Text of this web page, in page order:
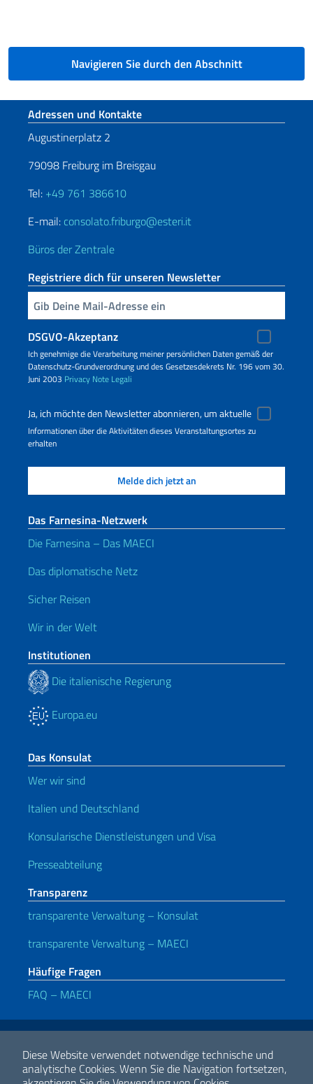
Diese Website verwendet notwendige technische und
analytische Cookies.Wenn Sie die Navigation fortsetzen,
Navigieren Sie durch den Abschnitt
Fußbereich
Adressen und Kontakte
Augustinerplatz 2
79098 Freiburg im Breisgau
Tel: +49 761 386610
E-mail: consolato.friburgo@esteri.it
Büros der Zentrale
Registriere dich für unseren Newsletter
Geben Sie Ihre E-Mail ein
DSGVO-Akzeptanz
Ich genehmige die Verarbeitung meiner persönlichen Daten gemäß der
Datenschutz-Grundverordnung und des Gesetzesdekrets Nr. 196 vom 30.
Juni 2003 Privacy Note Legali
Ja, ich möchte den Newsletter abonnieren, um aktuelle
Informationen über die Aktivitäten dieses Veranstaltungsortes zu
erhalten
Das Farnesina-Netzwerk
Die Farnesina – Das MAECI
Das diplomatische Netz
Sicher Reisen
Wir in der Welt
Institutionen
Die italienische Regierung
Europa.eu
Das Konsulat
Wer wir sind
Italien und Deutschland
Konsularische Dienstleistungen und Visa
Presseabteilung
Transparenz
transparente Verwaltung – Konsulat
transparente Verwaltung – MAECI
Häufige Fragen
FAQ – MAECI
Nützliche Links